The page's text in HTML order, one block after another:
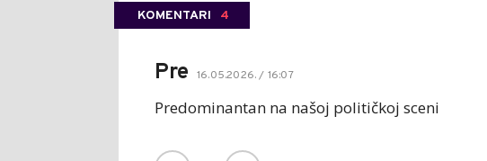
KOMENTARI 4
Pre 16.05.2026. / 16:07
Predominantan na našoj političkoj sceni